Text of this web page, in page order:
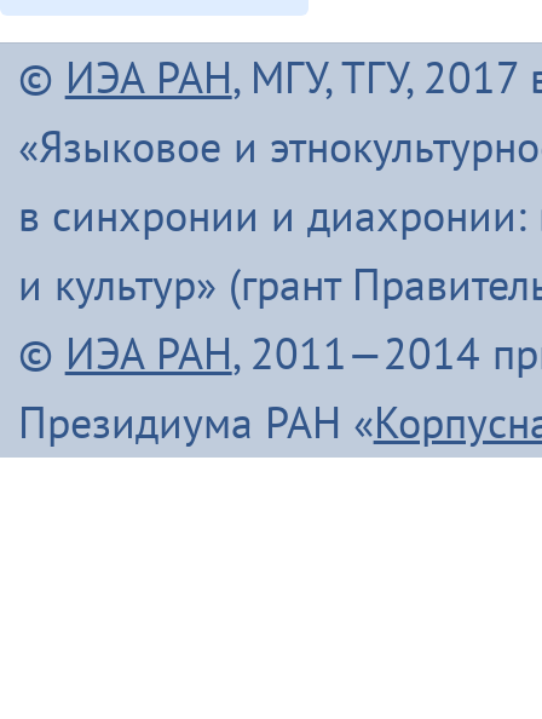
© ИЭА РАН, МГУ, ТГУ, 2017
«Языковое и
в синхронии и диахронии:
и культур» (грант
© ИЭА РАН, 2011—2014
Президиума РАН «